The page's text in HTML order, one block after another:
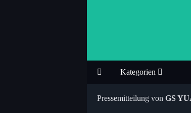
Kategorien
Pressemitteilung von GS